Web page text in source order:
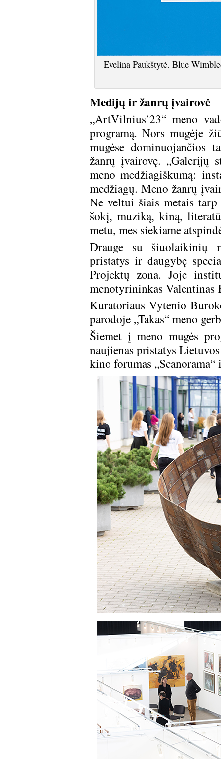
Evelina Paukštytė. Blue
Medijų ir žanrų įvairovė
„ArtVilnius’23“ meno
programą. Nors mugėje
mugėse dominuojančios
žanrų įvairovę. „Galerijų
meno medžiagiškumą:
medžiagų. Meno žanrų
Ne veltui šiais metais
šokį, muziką, kiną,
metu, mes siekiame
Drauge su šiuolaikinių
pristatys ir daugybę
Projektų zona. Joje
menotyrininkas Valentinas
Kuratoriaus Vytenio
parodoje „Takas“ meno
Šiemet į meno mugės
naujienas pristatys
kino forumas